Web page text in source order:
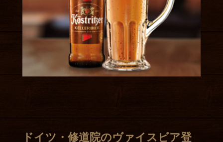
ドイツ・修道院のヴァイスビア登